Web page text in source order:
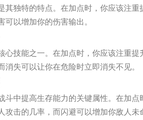
其独特的特点。在加点时，你应该注
以增加你的伤害输出。
心技能之一。在加点时，你应该注重
消失可以让你在危险时立即消失不见。
斗中提高生存能力的关键属性。在加
攻击的几率，而闪避可以增加你敌人未